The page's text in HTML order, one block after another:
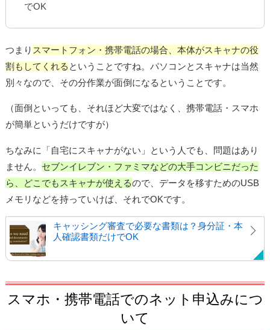
でOK
つまり スマートフォン・携帯電話の場合、本体がスキャナの役
割もしてくれる ということですね。パソコンとスキャナは当然
別々なので、その分作業が面倒になるということです。
（面倒といっても、それほど大変ではなく、携帯電話・スマホ
が簡単というだけですが）
ちなみに「自宅にスキャナがない」という人でも、問題はあり
ません。 セブンイレブン・ファミマなどの大手コンビニだった
ら、どこでもスキャナが使えるので、データを移すためのUSB
メモリなどを持っていけば、それでOKです。
キャッシング審査で必要な書類は？身分証・本
人確認書類だけでOK
スマホ・携帯電話でのネット申込みにつ
いて